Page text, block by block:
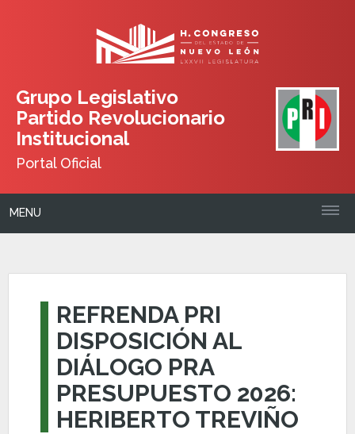
Grupo Legislativo
Partido Revolucionario
Institucional
Portal Oficial
MENU
REFRENDA PRI
DISPOSICIÓN AL
DIÁLOGO PRA
PRESUPUESTO 2026:
HERIBERTO TREVIÑO